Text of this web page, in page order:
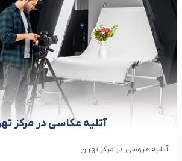
آتلیه عکاسی در مرکز
آتلیه عروسی در مرکز تهران